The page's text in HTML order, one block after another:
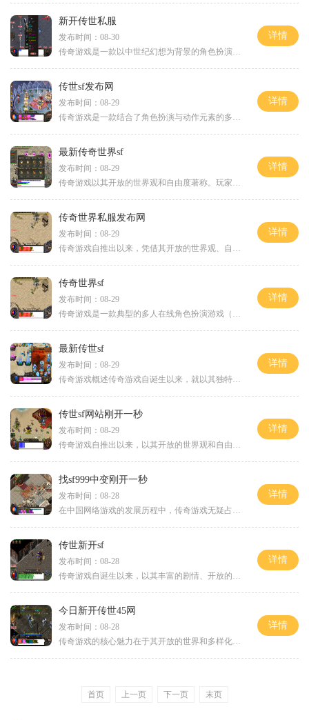
新开传世私服
发布时间：08-30
传奇游戏是一款以中世纪幻想为背景的角色扮演游戏，玩家可以选择不同的职业，进入一个充满挑战与冒险的世界。在这个世界里，玩家不仅需要完成各种任务，还要与其他玩家进行互动，建立自己的角色与团队。传奇游戏的核心玩法包括打怪、升级、装备、社交等，而这
详情
传世sf发布网
发布时间：08-29
传奇游戏是一款结合了角色扮演与动作元素的多人在线游戏。玩家将扮演不同的职业角色，如战士、法师、道士等，通过打怪、升级、任务等方式不断提升自己的实力。传奇游戏的核心玩法可以概括为以下几点角色扮演：玩家在创建角色时可以选择不同的职业，每个职业都
详情
最新传奇世界sf
发布时间：08-29
传奇游戏以其开放的世界观和自由度著称。玩家可以选择不同的职业，如战士、法师和道士，每个职业都有其独特的技能和玩法。通过打怪、刷副本、与其他玩家交易，玩家能够不断提升角色的等级和装备，从而在游戏中取得优势。在最新传奇世界SF中，这种经典的玩法
详情
传奇世界私服发布网
发布时间：08-29
传奇游戏自推出以来，凭借其开放的世界观、自由度极高的玩法以及多样化的职业选择，成为了角色扮演游戏中的佼佼者。玩家在游戏中可以选择不同的职业，如战士、法师和道士，每个职业都有其独特的技能和玩法。战士以高爆发和强大的物理攻击著称，而法师则擅长范
详情
传奇世界sf
发布时间：08-29
传奇游戏是一款典型的多人在线角色扮演游戏（MMORPG），它以其开放的世界观、丰富的任务系统和多样的职业选择而著称。玩家可以在广袤的地图上自由探索，参与激烈的战斗，获取珍贵的装备与道具。尤其是在传奇世界sf中，玩家不仅能够体验到原汁原味的传
详情
最新传世sf
发布时间：08-29
传奇游戏概述传奇游戏自诞生以来，就以其独特的玩法和精美的画面吸引了大量玩家。作为一款经典的角色扮演游戏，它允许玩家创建自己的角色，选择不同的职业，例如战士、法师和道士。每个职业都有独特的技能和特点，使得玩家在游戏中能够充分发挥自己的策略和技
详情
传世sf网站刚开一秒
发布时间：08-29
传奇游戏自推出以来，以其开放的世界观和自由度吸引了无数玩家。游戏中的每一个角色都拥有独特的技能和属性，玩家在选择角色时需要考虑到自己的游戏风格。在传世SF网站刚开一秒中，玩家可以选择战士、法师和道士三大职业，每个职业都有其独特的成长路线和技
详情
找sf999中变刚开一秒
发布时间：08-28
在中国网络游戏的发展历程中，传奇游戏无疑占据了举足轻重的地位。从最初的1.76版本，到如今各种中变和私服的层出不穷，传奇游戏始终以其独特的魅力吸引着无数玩家。而找sf999中变刚开一秒则是当前热门的选择之一，凭借其丰富的玩法和创新的机制，让
详情
传世新开sf
发布时间：08-28
传奇游戏自诞生以来，以其丰富的剧情、开放的世界和自由的角色发展体系，吸引了无数玩家。在这款游戏中，玩家可以选择不同的职业，进行多样化的角色扮演。每个职业都有其独特的技能和属性，玩家可以根据自己的游戏风格，选择最适合自己的职业。在传世新开SF
详情
今日新开传世45网
发布时间：08-28
传奇游戏的核心魅力在于其开放的世界和多样化的角色发展。玩家可以选择不同的职业，如战士、法师和道士，每种职业都有独特的技能和特点。游戏中的角色扮演元素让玩家能够深入体验角色的成长，探索游戏世界的每个角落，完成任务、打怪、升级。随着角色的不断成
详情
首页 上一页 下一页 末页